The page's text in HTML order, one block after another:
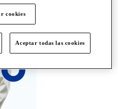
cookies
Aceptar todas las cookies